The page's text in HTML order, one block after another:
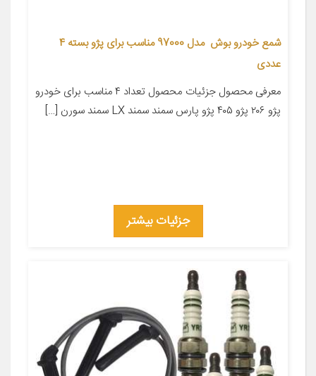
شمع خودرو بوش مدل 97000 مناسب برای پژو بسته 4
عددی
معرفی محصول جزئیات محصول تعداد ۴ مناسب برای خودرو
پژو ۲۰۶ پژو ۴۰۵ پژو پارس سمند سمند LX سمند سورن […]
جزئیات بیشتر